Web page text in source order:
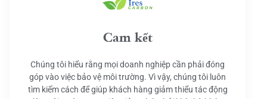
Cam kết
Chúng tôi hiểu rằng mọi doanh nghiệp cần phải đóng
góp vào việc bảo vệ môi trường. Vì vậy, chúng tôi luôn
tìm kiếm cách để giúp khách hàng giảm thiểu tác động